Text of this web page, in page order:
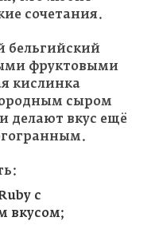
сочетания.
бельгийский
фруктовыми
кислинка
сыром
делают вкус ещё
с
вкусом;